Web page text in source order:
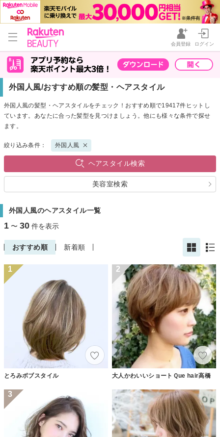
会員登録 ログイン
外国人風/おすすめ順の髪型・ヘアスタイル
外国人風の髪型・ヘアスタイルをチェック！おすすめ順で19417件ヒットし
ています。あなたに合った髪型を見つけましょう。他にも様々な条件で探せ
ます。
絞り込み条件： 外国人風
ヘアスタイル検索
美容室検索
外国人風のヘアスタイル一覧
1 〜 30 件を表示
おすすめ順 新着順
1
とろみボブスタイル
2
大人かわいいショートＱue hair高橋
3